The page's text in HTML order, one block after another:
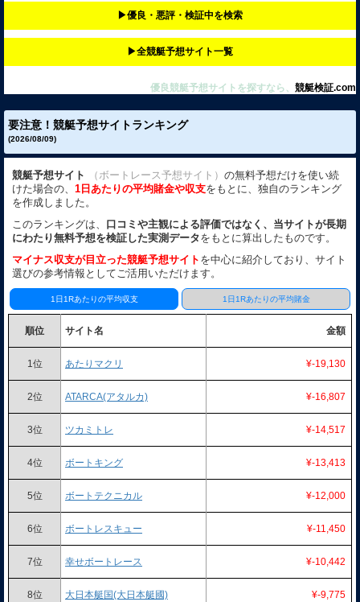
▶︎優良・悪評・検証中を検索
▶︎全競艇予想サイト一覧
優良競艇予想サイトを探すなら、 競艇検証.com
要注意！競艇予想サイトランキング
(2026/08/09)
競艇予想サイト （ボートレース予想サイト） の無料予想だけを使い続
けた場合の、 1日あたりの平均賭金や収支をもとに、独自のランキング
を作成しました。
このランキングは、 口コミや主観による評価ではなく、当サイトが長期
にわたり無料予想を検証した実測データをもとに算出したものです。
マイナス収支が目立った競艇予想サイト を中心に紹介しており、サイト
選びの参考情報としてご活用いただけます。
1日1Rあたりの平均収支 1日1Rあたりの平均賭金
順位 サイト名 金額
1位 あたりマクリ ¥-19,130
2位 ATARCA(アタルカ) ¥-16,807
3位 ツカミトレ ¥-14,517
4位 ボートキング ¥-13,413
5位 ボートテクニカル ¥-12,000
6位 ボートレスキュー ¥-11,450
7位 幸せボートレース ¥-10,442
8位 大日本艇国(大日本艇國) ¥-9,775